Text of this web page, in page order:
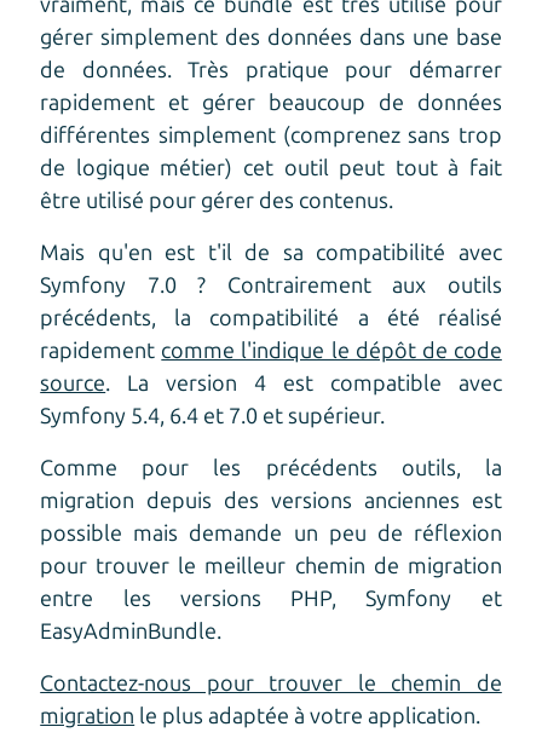
gérer simplement des données dans une base
de données. Très pratique pour démarrer
rapidement et gérer beaucoup de données
différentes simplement (comprenez sans trop
de logique métier) cet outil peut tout à fait
être utilisé pour gérer des contenus.
Mais qu'en est t'il de sa compatibilité avec
Symfony 7.0 ? Contrairement aux outils
précédents, la compatibilité a été réalisé
rapidement comme l'indique le dépôt de code
source. La version 4 est compatible avec
Symfony 5.4, 6.4 et 7.0 et supérieur.
Comme pour les précédents outils, la
migration depuis des versions anciennes est
possible mais demande un peu de réflexion
pour trouver le meilleur chemin de migration
entre les versions PHP, Symfony et
EasyAdminBundle.
Contactez-nous pour trouver le chemin de
migration le plus adaptée à votre application.